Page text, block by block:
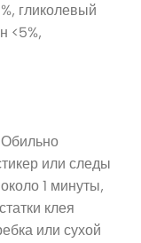
гликолевый
<5%,
Обильно
или следы
1 минуты,
клея
или сухой